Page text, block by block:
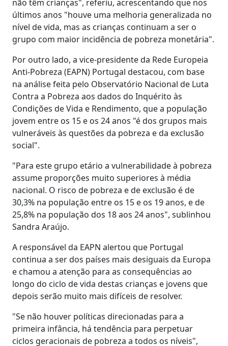
não têm crianças", referiu, acrescentando que nos
últimos anos "houve uma melhoria generalizada no
nível de vida, mas as crianças continuam a ser o
grupo com maior incidência de pobreza monetária".
Por outro lado, a vice-presidente da Rede Europeia
Anti-Pobreza (EAPN) Portugal destacou, com base
na análise feita pelo Observatório Nacional de Luta
Contra a Pobreza aos dados do Inquérito às
Condições de Vida e Rendimento, que a população
jovem entre os 15 e os 24 anos "é dos grupos mais
vulneráveis às questões da pobreza e da exclusão
social".
"Para este grupo etário a vulnerabilidade à pobreza
assume proporções muito superiores à média
nacional. O risco de pobreza e de exclusão é de
30,3% na população entre os 15 e os 19 anos, e de
25,8% na população dos 18 aos 24 anos", sublinhou
Sandra Araújo.
A responsável da EAPN alertou que Portugal
continua a ser dos países mais desiguais da Europa
e chamou a atenção para as consequências ao
longo do ciclo de vida destas crianças e jovens que
depois serão muito mais difíceis de resolver.
"Se não houver políticas direcionadas para a
primeira infância, há tendência para perpetuar
ciclos geracionais de pobreza a todos os níveis",